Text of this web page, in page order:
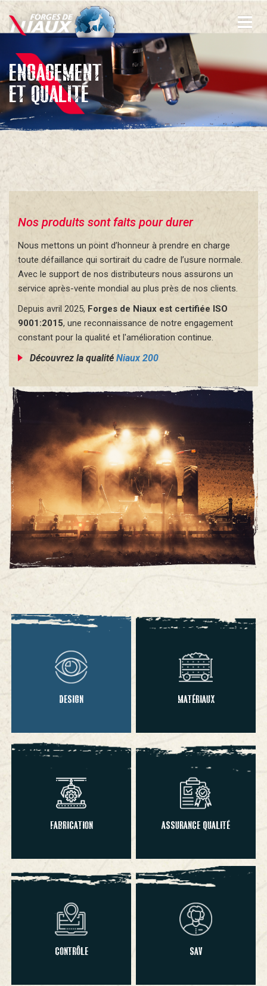
Aller
au
contenu
ENGAGEMENT
ET QUALITÉ
Nos produits sont faits pour durer
Nous mettons un point d’honneur à prendre en charge
toute défaillance qui sortirait du cadre de l’usure normale.
Avec le support de nos distributeurs nous assurons un
service après-vente mondial au plus près de nos clients.
Depuis avril 2025, Forges de Niaux est certifiée ISO
9001:2015, une reconnaissance de notre engagement
constant pour la qualité et l'amélioration continue.
Découvrez la qualité Niaux 200
DESIGN MATÉRIAUX
FABRICATION ASSURANCE QUALITÉ
CONTRÔLE SAV